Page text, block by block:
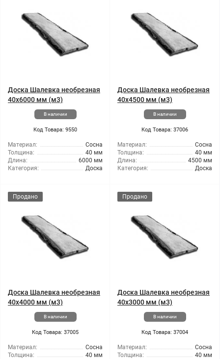
Доска Шалевка необрезная
40x6000 мм (м3)
В наличии
Код Товара: 9550
Материал:
Сосна
Толщина:
40 мм
Длина:
6000 мм
Категория:
Доска
Доска Шалевка необрезная
40x4500 мм (м3)
В наличии
Код Товара: 37006
Материал:
Сосна
Толщина:
40 мм
Длина:
4500 мм
Категория:
Доска
Продано
Доска Шалевка необрезная
40x4000 мм (м3)
В наличии
Код Товара: 37005
Материал:
Сосна
Толщина:
40 мм
Продано
Доска Шалевка необрезная
40x3000 мм (м3)
В наличии
Код Товара: 37004
Материал:
Сосна
Толщина:
40 мм